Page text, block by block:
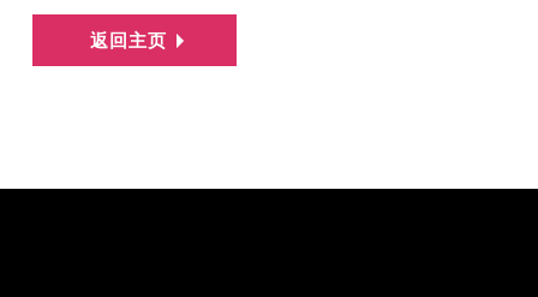
返回主页